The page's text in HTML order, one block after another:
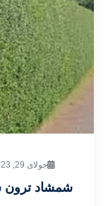
جولای 29, 2023
شمشاد ترون